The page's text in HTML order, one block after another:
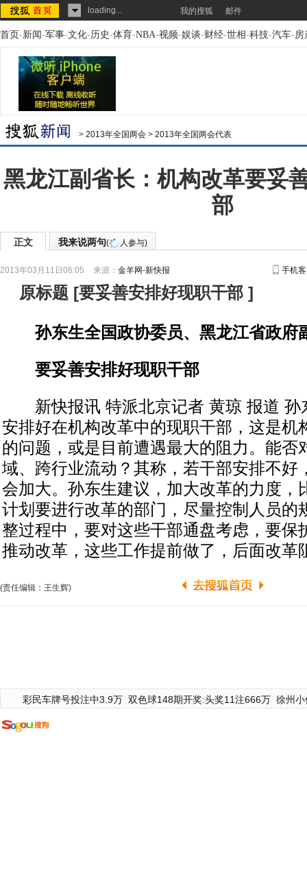
loading... 我的搜狐 邮件
首页-新闻-军事-文化-历史-体育-NBA-视频-娱谈-财经-世相-科技-汽车-房
> 2013年全国两会 > 2013年全国两会代表
黑龙江副省长：机构改革要妥
部
正文 我来说两句( 人参与)
2013年03月11日06:05 来源： 金羊网-新快报 手机
原标题 [要妥善安排好现职干部 ]
孙东生全国政协委员、黑龙江省政府
要妥善安排好现职干部
新快报讯 特派北京记者 黄琼 报道 孙
安排好在机构改革中的现职干部，这是机
的问题，或是目前遭遇最大的阻力。能否
域、跨行业流动？其称，若干部安排不好
会加大。孙东生建议，加大改革的力度，
计划要进行改革的部门，尽量控制人员的
整过程中，要对这些干部通盘考虑，要保
推动改革，这些工作提前做了，后面改革
(责任编辑：王生辉)
彩民车牌号投注中3.9万 双色球148期开奖:头奖11注666万 徐州